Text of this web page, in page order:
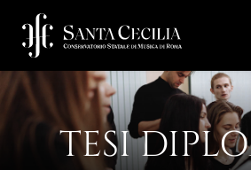
TESI